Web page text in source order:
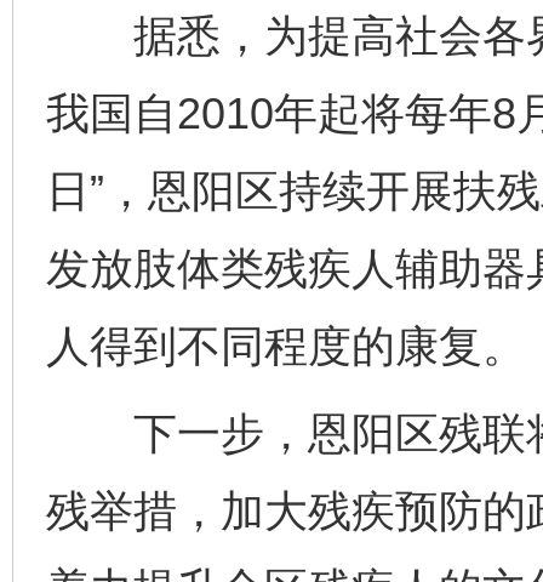
据悉，为提高社会各
我国自2010年起将每年8
日”，恩阳区持续开展扶
发放肢体类残疾人辅助
人得到不同程度的康复。
下一步，恩阳区残联
残举措，加大残疾预防